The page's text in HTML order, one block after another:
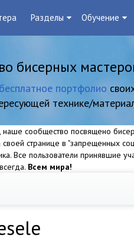
Разделы Обучение
бисерных
бесплатное портфолио
технике/
наше сообщество посвящено
своей странице в "запрещенных
Все пользователи принявшие
Всем мира!